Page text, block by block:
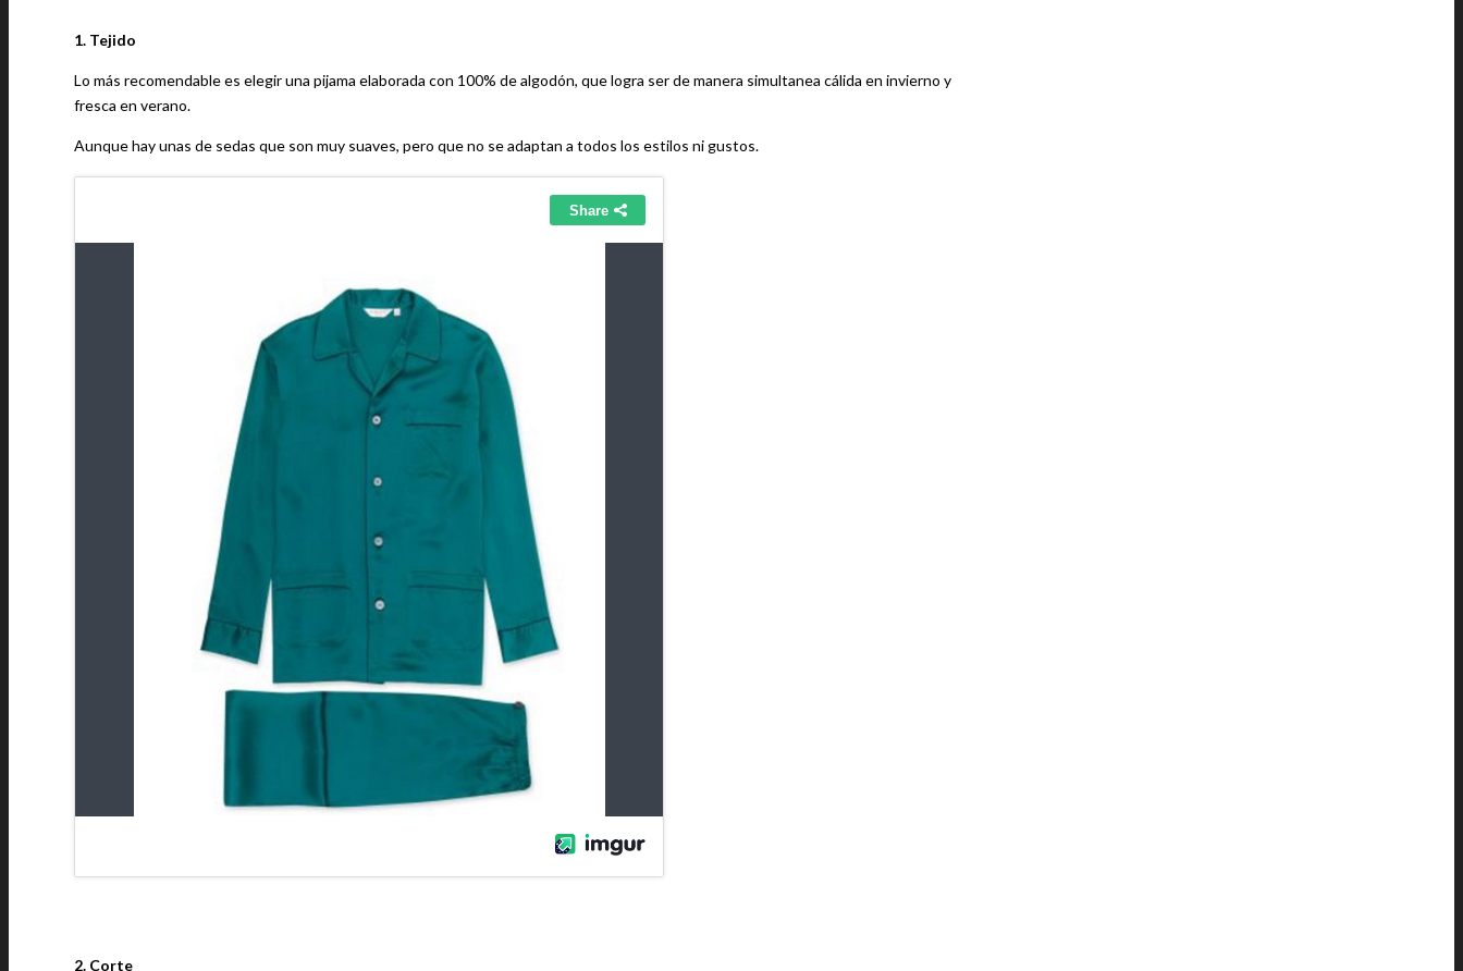
1. Tejido
Lo más recomendable es elegir una pijama elaborada con 100% de algodón, que logra ser de manera simultanea cálida en invierno y
fresca en verano.
Aunque hay unas de sedas que son muy suaves, pero que no se adaptan a todos los estilos ni gustos.
2. Corte